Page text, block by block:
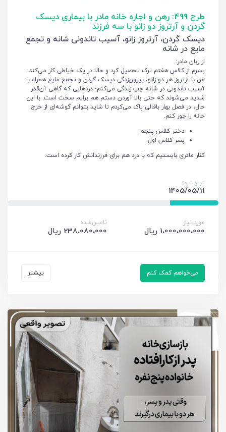
طرح 499: رهن و اجاره خانه مادر با بیماری دیسک
گردن و آرتروز دو زانو با سه فرزند
دیسک گردن، آرتروز زانو، آسیب تاندونی شانه و تجمع
مایع در شانه
از زبان مادر:
پسرم از کلاس هفتم ترک تحصیل کرد و حالا در یک خیاطی کار می‌کند.
من با آرتروز هر دو زانو، بیرون‌زدگی دیسک گردن و تجمع مایع همراه با
آسیب تاندونی در شانه چپ زندگی می‌کنم؛ دردهایی که گاهی آن‌قدر
شدید می‌شوند که حتی بالا آوردن دستم هم برایم سخت است. با این
حال، در فصل بهار باقالی پاک می‌کردم تا شاید بتوانم گوشه‌ای از خرج
خانه را جور کنم.
دختر کلاس پنجم
پسر کلاس اول
کنار مادری بایستیم که با درد هم برای فرزندانش کار کرده است.
تاریخ شروع
1405/05/11
مورد نیاز
1،000،000،000 ریال
تامین‌شده
238،080،000 ریال
می‌خواهم کمک کنم بیشتر